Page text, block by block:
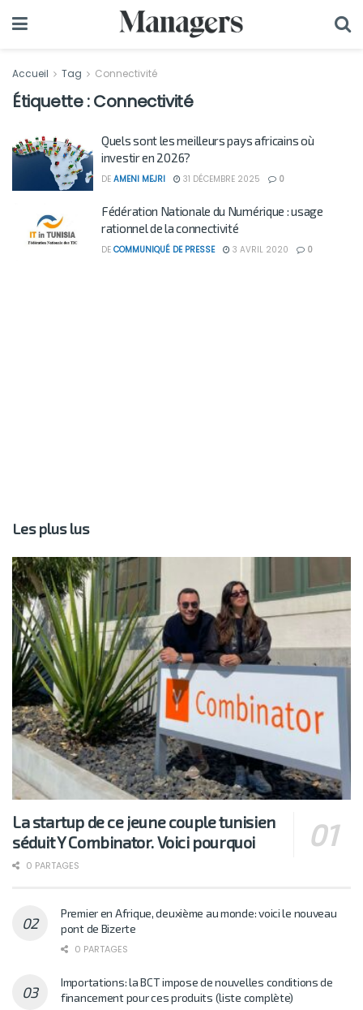
Accueil Tag Connectivité
Étiquette :Connectivité
Quels sont les meilleurs pays africains où
investir en 2026?
DE AMENI MEJRI 31 DÉCEMBRE 2025 0
Fédération Nationale du Numérique : usage
rationnel de la connectivité
DE COMMUNIQUÉ DE PRESSE 3 AVRIL 2020 0
Les plus lus
La startup de ce jeune couple tunisien
séduit Y Combinator. Voici pourquoi
0 PARTAGES
Premier en Afrique, deuxième au monde: voici le nouveau
pont de Bizerte
0 PARTAGES
Importations: la BCT impose de nouvelles conditions de
financement pour ces produits (liste complète)